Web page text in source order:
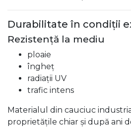
Durabilitate în condiții
Rezistență la mediu
ploaie
îngheț
radiații UV
trafic intens
Materialul din cauciuc
proprietățile chiar și după ani